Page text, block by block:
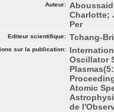
Auteur:
Charlotte;
Per
Editeur scientifique: Tchang-
sur la publication:
Oscillator
Atomic
de